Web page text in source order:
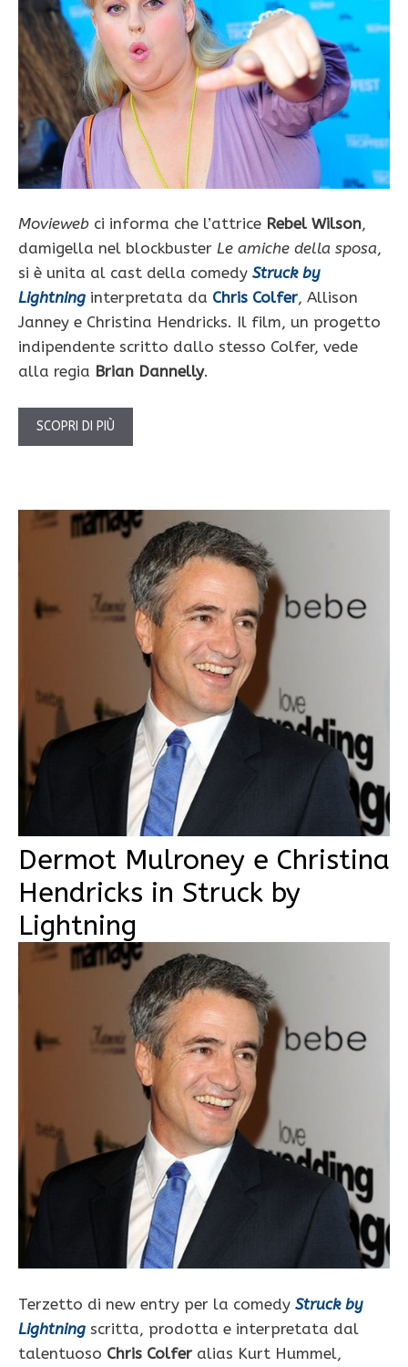
Movieweb ci informa che l’attrice Rebel Wilson,
damigella nel blockbuster Le amiche della sposa,
si è unita al cast della comedy Struck by
Lightning interpretata da Chris Colfer, Allison
Janney e Christina Hendricks. Il film, un progetto
indipendente scritto dallo stesso Colfer, vede
alla regia Brian Dannelly.
SCOPRI DI PIÙ
Dermot Mulroney e Christina
Hendricks in Struck by
Lightning
Terzetto di new entry per la comedy Struck by
Lightning scritta, prodotta e interpretata dal
talentuoso Chris Colfer alias Kurt Hummel,